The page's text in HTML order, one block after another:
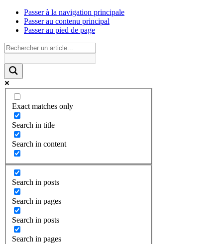
Passer à la navigation principale
Passer au contenu principal
Passer au pied de page
Exact matches only
Search in title
Search in content
Search in posts
Search in pages
Search in posts
Search in pages